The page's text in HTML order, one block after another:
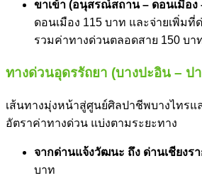
ขาเข้า (อนุสรณ์สถาน – ดอนเมือง
ดอนเมือง 115 บาท และจ่ายเพิ่ม
รวมค่าทางด่วนตลอดสาย 150 บา
ทางด่วนอุดรรัถยา (บางปะอิน – ปา
เส้นทางมุ่งหน้าสู่ศูนย์ศิลปาชีพบางไทรแ
อัตราค่าทางด่วน แบ่งตามระยะทาง
จากด่านแจ้งวัฒนะ ถึง ด่านเชียงร
บาท